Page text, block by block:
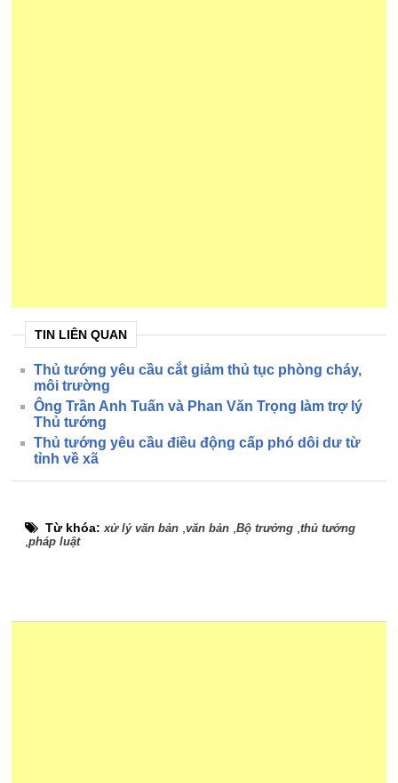
TIN LIÊN QUAN
Thủ tướng yêu cầu cắt giảm thủ tục phòng cháy,
môi trường
Ông Trần Anh Tuấn và Phan Văn Trọng làm trợ lý
Thủ tướng
Thủ tướng yêu cầu điều động cấp phó dôi dư từ
tỉnh về xã
Từ khóa:xử lý văn bản ,văn bản ,Bộ trưởng ,thủ tướng
,pháp luật